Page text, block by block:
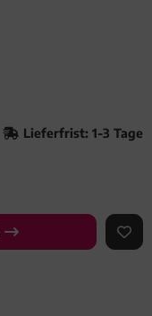
Lieferfrist: 1-3 Tage
AUF